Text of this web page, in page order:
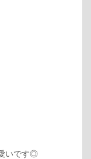
いです◎